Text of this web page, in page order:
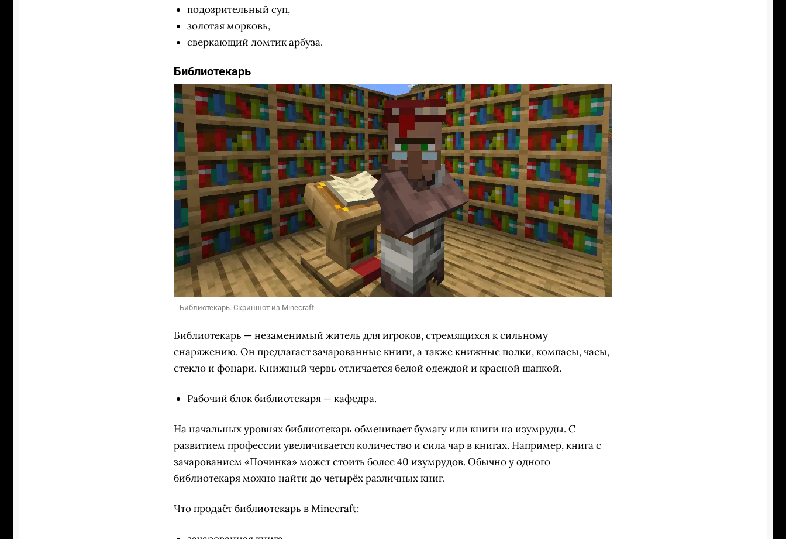
подозрительный суп,
золотая морковь,
сверкающий ломтик арбуза.
Библиотекарь
Библиотекарь. Скриншот из Minecraft
Библиотекарь — незаменимый житель для игроков, стремящихся к сильному
снаряжению. Он предлагает зачарованные книги, а также книжные полки, компасы, часы,
стекло и фонари. Книжный червь отличается белой одеждой и красной шапкой.
Рабочий блок библиотекаря — кафедра.
На начальных уровнях библиотекарь обменивает бумагу или книги на изумруды. С
развитием профессии увеличивается количество и сила чар в книгах. Например, книга с
зачарованием «Починка» может стоить более 40 изумрудов. Обычно у одного
библиотекаря можно найти до четырёх различных книг.
Что продаёт библиотекарь в Minecraft: